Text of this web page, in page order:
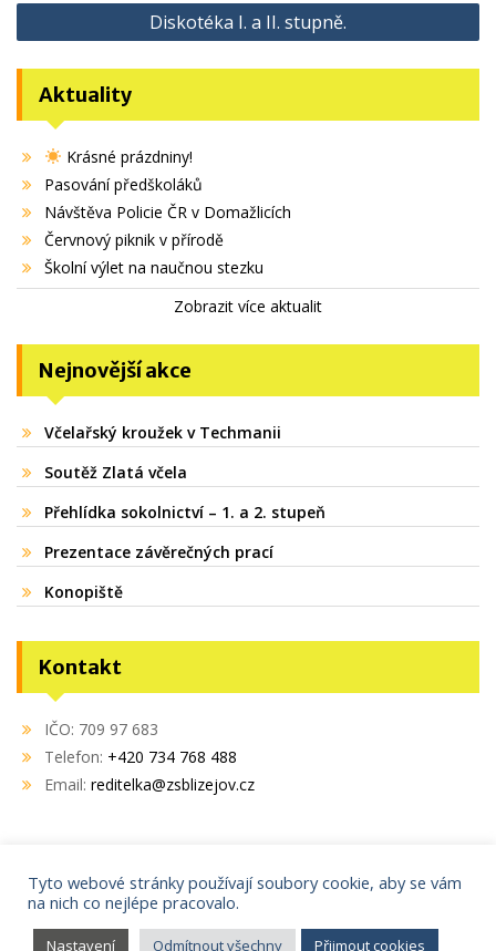
Diskotéka I. a II. stupně.
Aktuality
Krásné prázdniny!
Pasování předškoláků
Návštěva Policie ČR v Domažlicích
Červnový piknik v přírodě
Školní výlet na naučnou stezku
Zobrazit více aktualit
Nejnovější akce
Včelařský kroužek v Techmanii
Soutěž Zlatá včela
Přehlídka sokolnictví – 1. a 2. stupeň
Prezentace závěrečných prací
Konopiště
Kontakt
IČO: 709 97 683
Telefon: +420 734 768 488
Email: reditelka@zsblizejov.cz
Copyright © 2021
Proudly powered by WordPress | Education Hub byWEN
Tyto webové stránky používají soubory cookie, aby se vám
na nich co nejlépe pracovalo.
Nastavení Odmítnout všechny Přijmout cookies